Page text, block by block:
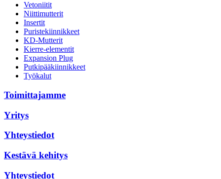
Vetoniitit
Niittimutterit
Insertit
Puristekiinnikkeet
KD-Mutterit
Kierre-elementit
Expansion Plug
Putkipääkiinnikkeet
Työkalut
Toimittajamme
Yritys
Yhteystiedot
Kestävä kehitys
Yhteystiedot